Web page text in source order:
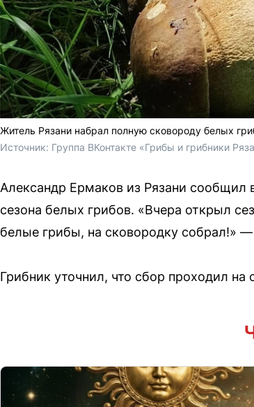
Житель Рязани набрал полную сковороду белых
Источник: Группа ВКонтакте «Грибы и грибники
Александр Ермаков из Рязани сообщил
сезона белых грибов. «Вчера открыл
белые грибы, на сковородку собрал!» —
Грибник уточнил, что сбор проходил на